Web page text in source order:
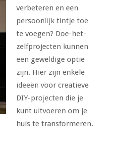
verbeteren en een
persoonlijk tintje toe
te voegen? Doe-het-
zelfprojecten kunnen
een geweldige optie
zijn. Hier zijn enkele
ideeën voor creatieve
DIY-projecten die je
kunt uitvoeren om je
huis te transformeren.